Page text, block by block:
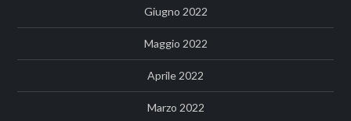
Giugno 2022
Maggio 2022
Aprile 2022
Marzo 2022